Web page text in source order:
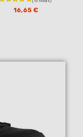
16,65 €